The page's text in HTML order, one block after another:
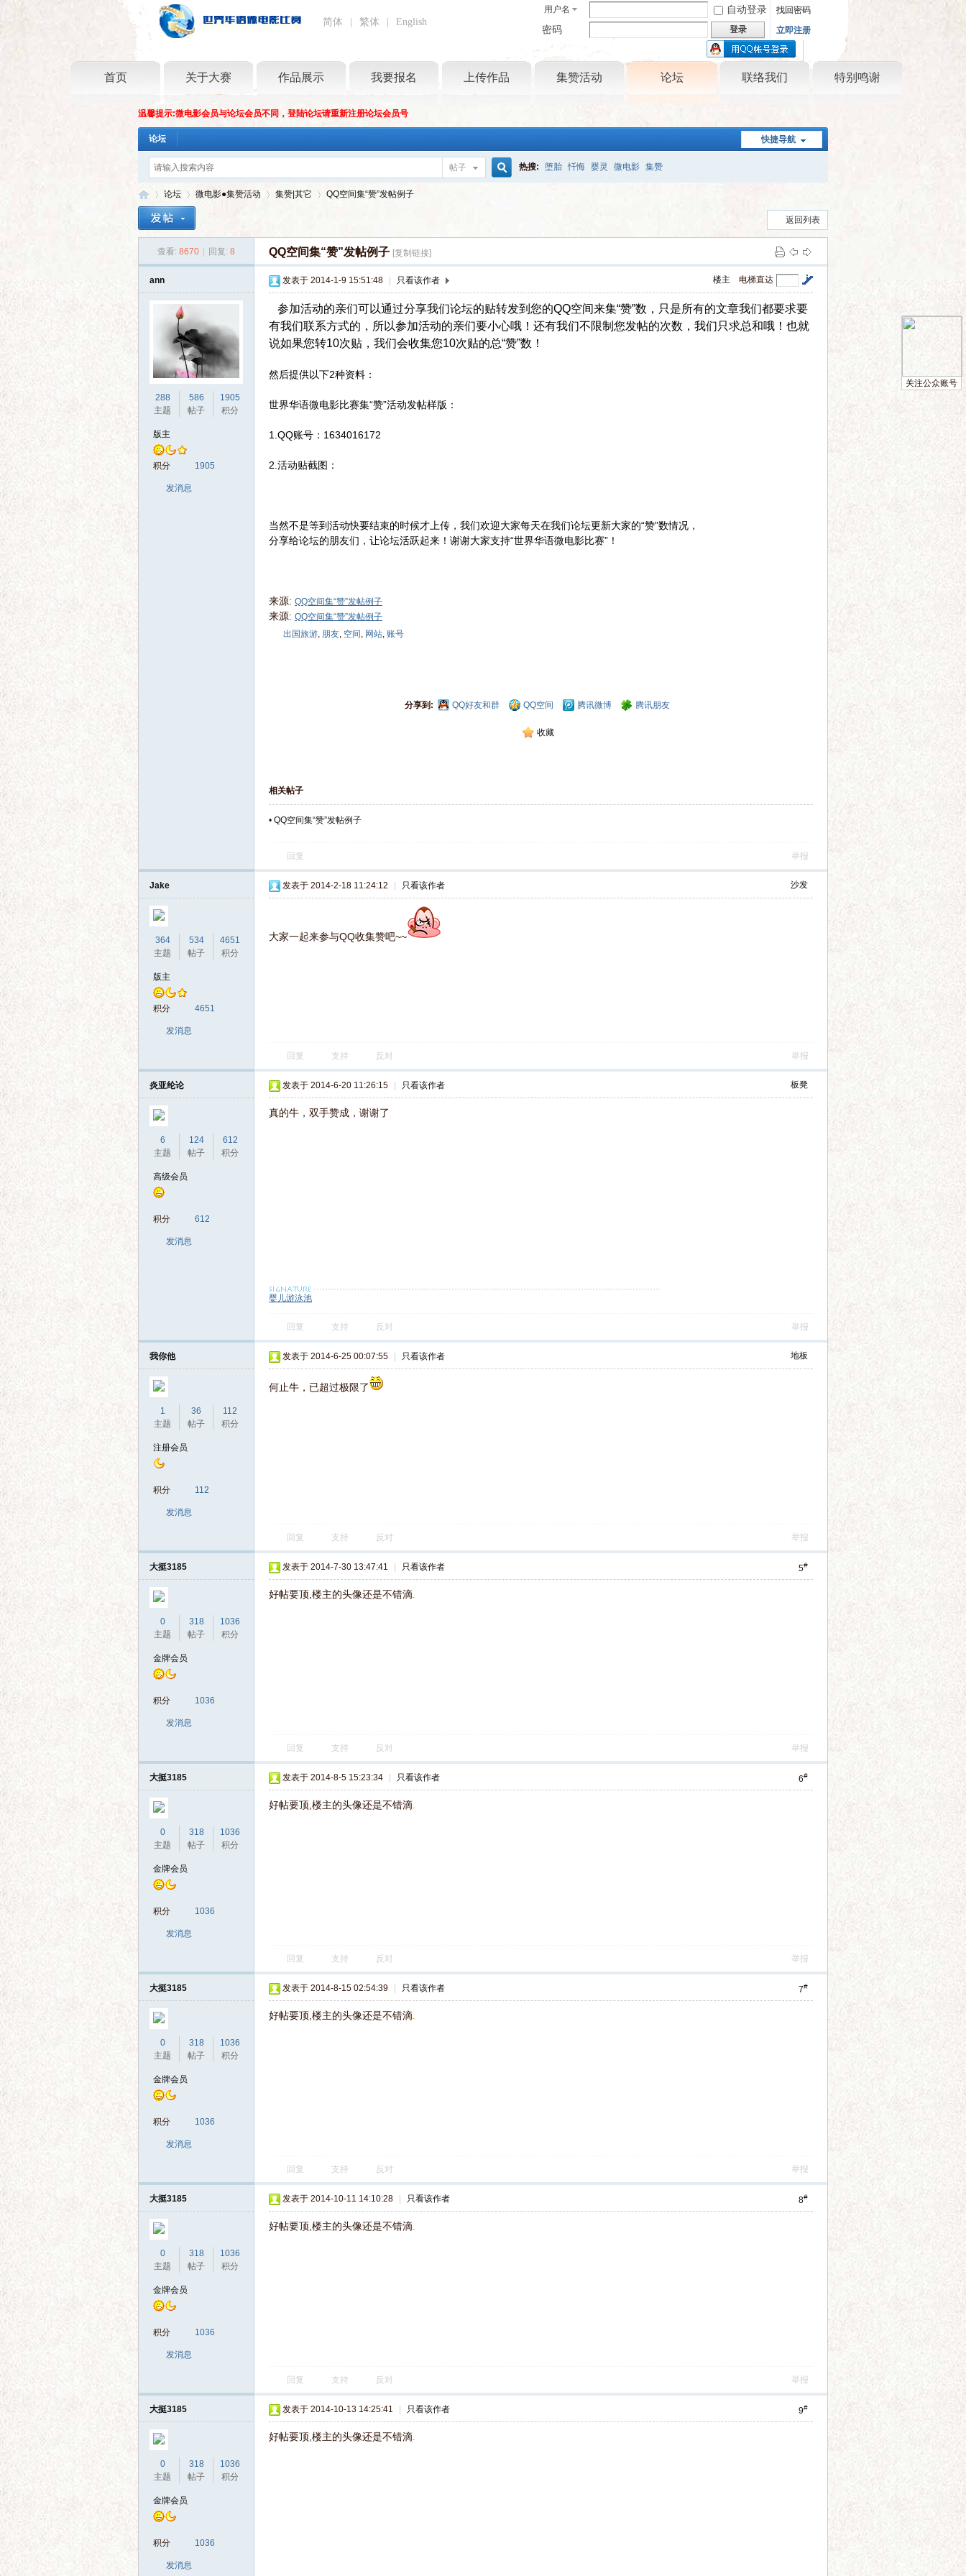
简体 繁体 English
用户名 自动登录 找回密码
密码 登录 立即注册
只需一步，快速开始
首页 关于大赛 作品展示 我要报名 上传作品 集赞活动 论坛 联络我们 特别鸣谢
温馨提示:微电影会员与论坛会员不同，登陆论坛请重新注册论坛会员号
快捷导航
论坛
帖子 热搜: 堕胎 忏悔 婴灵 微电影 集赞
论坛
›
微电影●集赞活动 集赞|其它
›
QQ空间集“赞”发帖例子
返回列表
查看: 8670 回复: 8 QQ空间集“赞”发帖例子 [复制链接]
ann
288
主题
586
帖子
1905
积分
版主
积分 1905
发消息
电梯直达
楼主
发表于 2014-1-9 15:51:48 只看该作者
参加活动的亲们可以通过分享我们论坛的贴转发到您的QQ空间来集“赞”数，只是所有的文章我们都要求要
有我们联系方式的，所以参加活动的亲们要小心哦！还有我们不限制您发帖的次数，我们只求总和哦！也就
说如果您转10次贴，我们会收集您10次贴的总“赞”数！
然后提供以下2种资料：
世界华语微电影比赛集“赞”活动发帖样版：
1. QQ账号： 1634016172
2.活动贴截图：
当然不是等到活动快要结束的时候才上传，我们欢迎大家每天在我们论坛更新大家的“赞”数情况，
分享给论坛的朋友们，让论坛活跃起来！谢谢大家支持“世界华语微电影比赛”！
来源: QQ空间集“赞”发帖例子
来源: QQ空间集“赞”发帖例子
出国旅游, 朋友, 空间 , 网站, 账号
分享到: QQ好友和群 QQ空间 腾讯微博 腾讯朋友
收藏
相关帖子
• QQ空间集“赞”发帖例子
回复 举报
Jake
364
主题
534
帖子
4651
积分
版主
积分 4651
发消息
沙发
发表于 2014-2-18 11:24:12 只看该作者
大家一起来参与QQ收集赞吧~~
回复 支持 反对 举报
炎亚纶论
6
主题
124
帖子
612
积分
高级会员
积分 612
发消息
板凳
发表于 2014-6-20 11:26:15 只看该作者
真的牛，双手赞成，谢谢了
婴儿游泳池
回复 支持 反对 举报
我你他
1
主题
36
帖子
112
积分
注册会员
积分 112
发消息
地板
发表于 2014-6-25 00:07:55 只看该作者
何止牛，已超过极限了
回复 支持 反对 举报
大挺3185
0
主题
318
帖子
1036
积分
金牌会员
积分 1036
发消息
5#
发表于 2014-7-30 13:47:41 只看该作者
好帖要顶,楼主的头像还是不错滴
回复 支持 反对 举报
大挺3185
0
主题
318
帖子
1036
积分
金牌会员
积分 1036
发消息
6#
发表于 2014-8-5 15:23:34 只看该作者
好帖要顶,楼主的头像还是不错滴
回复 支持 反对 举报
大挺3185
0
主题
318
帖子
1036
积分
金牌会员
积分 1036
发消息
7#
发表于 2014-8-15 02:54:39 只看该作者
好帖要顶,楼主的头像还是不错滴
回复 支持 反对 举报
大挺3185
0
主题
318
帖子
1036
积分
金牌会员
积分 1036
发消息
8#
发表于 2014-10-11 14:10:28 只看该作者
好帖要顶,楼主的头像还是不错滴
回复 支持 反对 举报
大挺3185
0
主题
318
帖子
1036
积分
金牌会员
积分 1036
发消息
9#
发表于 2014-10-13 14:25:41 只看该作者
好帖要顶,楼主的头像还是不错滴
关注公众账号